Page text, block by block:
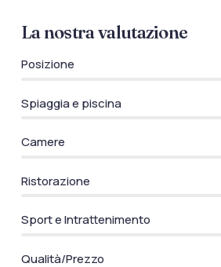
La nostra valutazione
Posizione
Spiaggia e piscina
Camere
Ristorazione
Sport e Intrattenimento
Qualità/Prezzo